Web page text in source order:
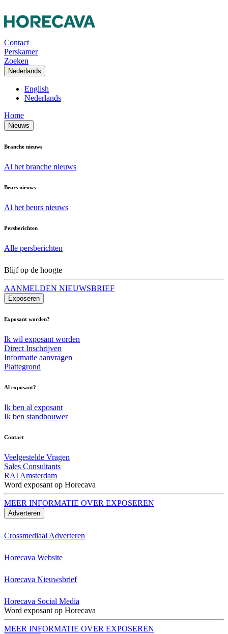
Contact
Perskamer
Zoeken
Nederlands
English
Nederlands
Home
Nieuws
Branche nieuws
Al het branche nieuws
Beurs nieuws
Al het beurs nieuws
Persberichten
Alle persberichten
Blijf op de hoogte
AANMELDEN NIEUWSBRIEF
Exposeren
Exposant worden?
Ik wil exposant worden
Direct Inschrijven
Informatie aanvragen
Plattegrond
Al exposant?
Ik ben al exposant
Ik ben standbouwer
Contact
Veelgestelde Vragen
Sales Consultants
RAI Amsterdam
Word exposant op Horecava
MEER INFORMATIE OVER EXPOSEREN
Adverteren
Crossmediaal Adverteren
Horecava Website
Horecava Nieuwsbrief
Horecava Social Media
Word exposant op Horecava
MEER INFORMATIE OVER EXPOSEREN